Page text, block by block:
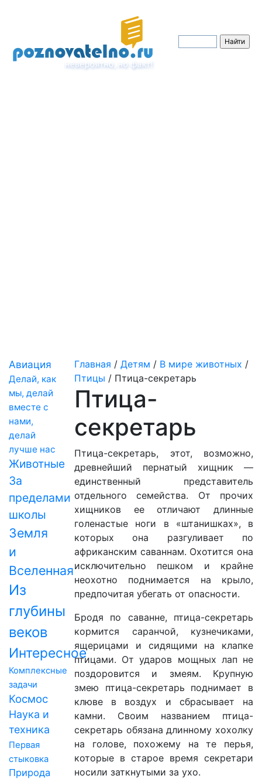
Авиация
Делай, как
мы, делай
вместе с
нами,
делай
лучше нас
Животные
За
пределами
школы
Земля
и
Вселенная
Из
глубины
веков
Интересное
Комплексные
задачи
Космос
Наука и
техника
Первая
стыковка
Природа
Главная / Детям / В мире животных /
Птицы / Птица-секретарь
Птица-
секретарь
Птица-секретарь, этот, возможно,
древнейший пернатый хищник —
единственный представитель
отдельного семейства. От прочих
хищников ее отличают длинные
голенастые ноги в «штанишках», в
которых она разгуливает по
африканским саваннам. Охотится она
исключительно пешком и крайне
неохотно поднимается на крыло,
предпочитая убегать от опасности.
Бродя по саванне, птица-секретарь
кормится саранчой, кузнечиками,
ящерицами и сидящими на клапке
птицами. От ударов мощных лап не
поздоровится и змеям. Крупную
змею птица-секретарь поднимает в
клюве в воздух и сбрасывает на
камни. Своим названием птица-
секретарь обязана длинному хохолку
на голове, похожему на те перья,
которые в старое время секретари
носили заткнутыми за ухо.